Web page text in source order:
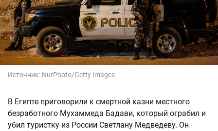
Источник: NurPhoto/Getty Images
В Египте приговорили к смертной казни местного
безработного Мухаммеда Бадави, который ограбил и
убил туристку из России Светлану Медведеву. Он